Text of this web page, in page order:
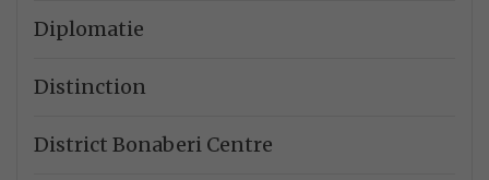
Diplomatie
Distinction
District Bonaberi Centre